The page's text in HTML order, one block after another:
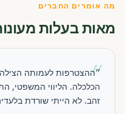
מה אומרים החברים
מאות בעלות
״
״ההצטרפות לעמותה
הכלכלה. הליווי המשפטי,
זהב. לא הייתי שורדת